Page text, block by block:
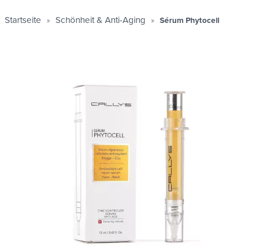
Startseite Schönheit & Anti-Aging Sérum Phytocell